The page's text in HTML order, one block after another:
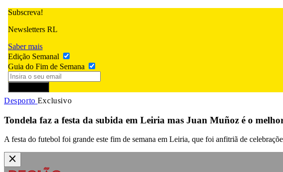
Subscreva!
Newsletters RL
Saber mais
Edição Semanal
Guia do Fim de Semana
Desporto Exclusivo
Tondela faz a festa da subida em Leiria mas Juan Muñoz é o
A festa do futebol foi grande este fim de semana em Leiria, que foi anfitriã de